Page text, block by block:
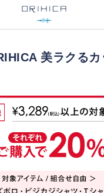
美ラクるカ